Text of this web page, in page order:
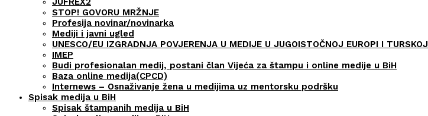
STOP! GOVORU MRŽNJE
Profesija novinar/novinarka
Mediji i javni ugled
UNESCO/EU IZGRADNJA POVJERENJA U MEDIJE U JUGOISTOČNOJ EUROPI I TURSKOJ
IMEP
Budi profesionalan medij, postani član Vijeća za štampu i online medije u BiH
Baza online medija(CPCD)
Internews – Osnaživanje žena u medijima uz mentorsku podršku
Spisak medija u BiH
Spisak štampanih medija u BiH